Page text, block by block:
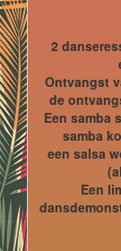
2
Ontvangst
de
Een samba
samba
een salsa
Een